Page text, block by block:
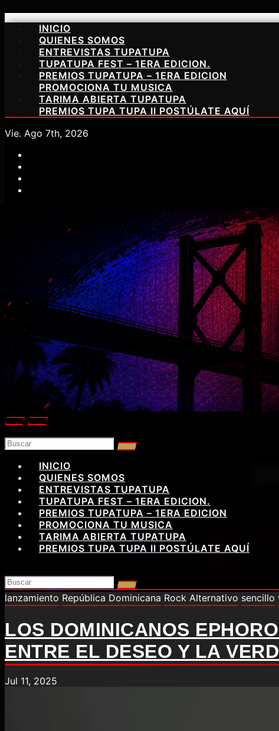
Saltar
contenido
INICIO
QUIENES SOMOS
ENTREVISTAS TUPATUPA
TUPATUPA FEST – 1ERA EDICION.
PREMIOS TUPATUPA – 1ERA EDICION
PROMOCIONA TU MUSICA
TARIMA ABIERTA TUPATUPA
PREMIOS TUPA TUPA II POSTÚLATE AQUÍ
Vie. Ago 7th, 2026
INICIO
QUIENES SOMOS
ENTREVISTAS TUPATUPA
TUPATUPA FEST – 1ERA EDICION.
PREMIOS TUPATUPA – 1ERA EDICION
PROMOCIONA TU MUSICA
TARIMA ABIERTA TUPATUPA
PREMIOS TUPA TUPA II POSTÚLATE AQUÍ
lanzamiento República Dominicana Rock Alternativo sencillo
LOS DOMINICANOS
ENTRE EL DESEO Y LA
Jul 11, 2025